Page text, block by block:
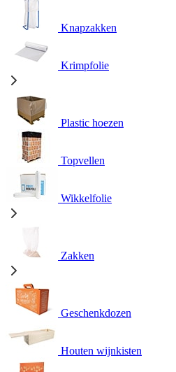
Knapzakken
Krimpfolie
Plastic hoezen
Topvellen
Wikkelfolie
Zakken
Geschenkdozen
Houten wijnkisten